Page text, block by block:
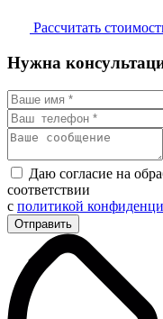
Рассчитать
Нужна
Даю согласие на
соответствии
с политикой